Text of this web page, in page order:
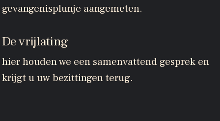
gevangenisplunje aangemeten.
De vrijlating
hier houden we een samenvattend gesprek en
krijgt u uw bezittingen terug.